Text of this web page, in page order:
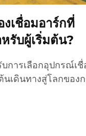
งเชื่อมอาร์กที่
รับผู้เริ่มต้น?
การเลือกอุปกรณ์เชื่
นเดินทางสู่โลกของ
หลากหลายประเภทให้